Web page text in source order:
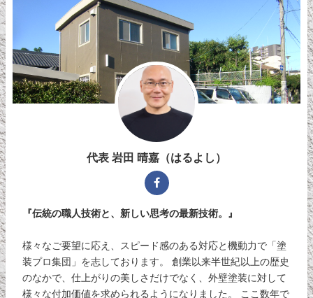
代表 岩田 晴嘉（はるよし）
『伝統の職人技術と、新しい思考の最新技術。』
様々なご要望に応え、スピード感のある対応と機動力で「塗
装プロ集団」を志しております。 創業以来半世紀以上の歴史
のなかで、仕上がりの美しさだけでなく、外壁塗装に対して
様々な付加価値を求められるようになりました。 ここ数年で